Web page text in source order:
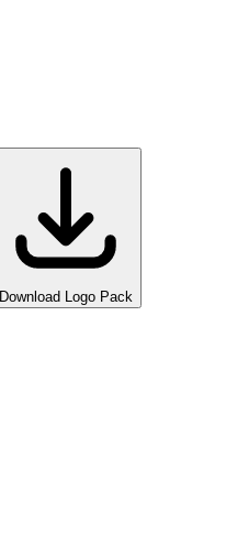
Download Logo Pack